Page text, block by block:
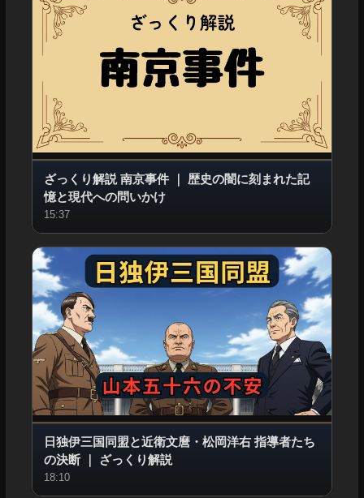
ざっくり解説 南京事件｜ 歴史の闇に刻まれた記
憶と現代への問いかけ
15:37
日独伊三国同盟と近衛文麿・松岡洋右 指導者たち
の決断｜ ざっくり解説
18:10